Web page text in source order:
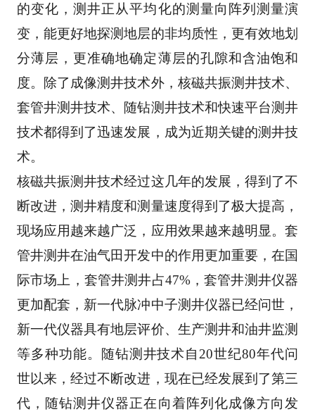
的变化，测井正从平均化的测量向阵列测量演
变，能更好地探测地层的非均质性，更有效地划
分薄层， 更准确地确定薄层的孔隙和含油饱和
度。除了成像测井技术外，核磁共振测井技术、
套管井测井技术、随钻测井技术和快速平台测井
技术都得到了迅速发展，成为近期关键的测井技
术。
核磁共振测井技术经过这几年的发展，得到了不
断改进，测井精度和测量速度得到了极大提高，
现场应用越来越广泛，应用效果越来越明显。套
管井测井在油气田开发中的作用更加重要，在国
际市场上，套管井测井占47%，套管井测井仪器
更加配套，新一代脉冲中子测井仪器已经问世，
新一代仪器具有地层评价、生产测井和油井监测
等多种功能。随钻测井技术自20世纪80年代问
世以来，经过不断改进，现在已经发展到了第三
代，随钻测井仪器正在向着阵列化成像方向发